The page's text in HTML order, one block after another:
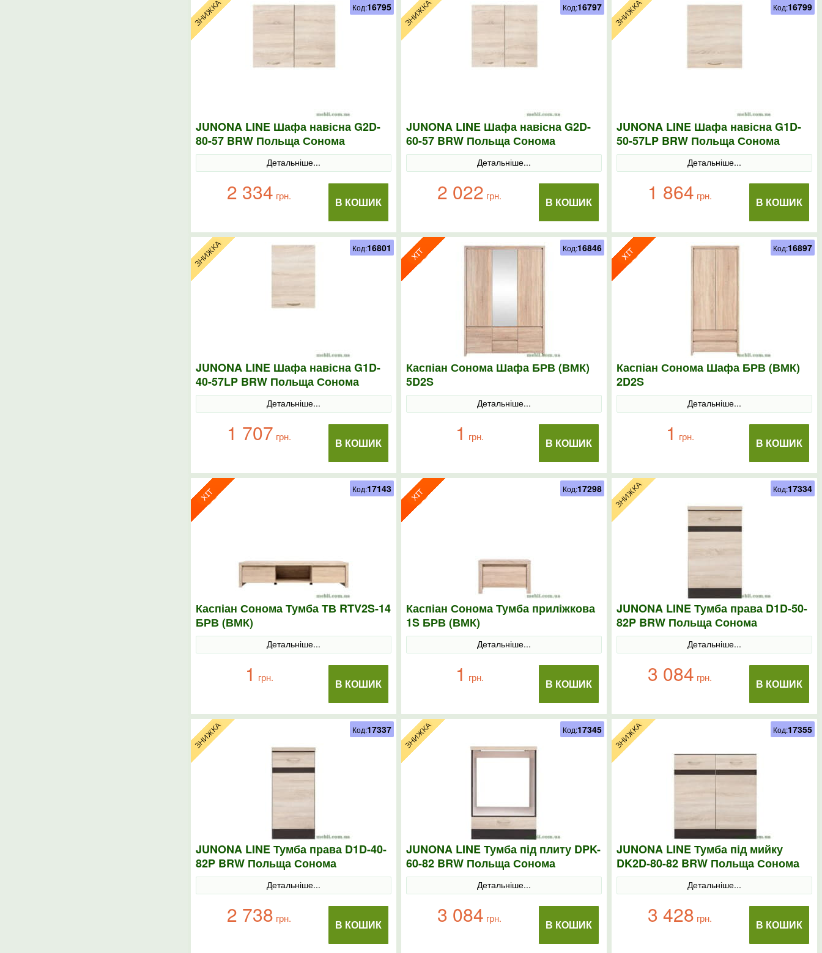
JUNONA LINE Шафа навісна G2D-
80-57 BRW Польща Сонома
Детальніше...
В КОШИК
2 334 грн.
Код:16795
JUNONA LINE Шафа навісна G2D-
60-57 BRW Польща Сонома
Детальніше...
В КОШИК
2 022 грн.
Код:16797
JUNONA LINE Шафа навісна G1D-
50-57LP BRW Польща Сонома
Детальніше...
В КОШИК
1 864 грн.
Код:16799
JUNONA LINE Шафа навісна G1D-
40-57LP BRW Польща Сонома
Детальніше...
В КОШИК
1 707 грн.
Код:16801
Каспіан Сонома Шафа БРВ (ВМК)
5D2S
Детальніше...
В КОШИК
1 грн.
Код:16846
Каспіан Сонома Шафа БРВ (ВМК)
2D2S
Детальніше...
В КОШИК
1 грн.
Код:16897
Каспіан Сонома Тумба ТВ RTV2S-14
БРВ (ВМК)
Детальніше...
В КОШИК
1 грн.
Код:17143
Каспіан Сонома Тумба приліжкова
1S БРВ (ВМК)
Детальніше...
В КОШИК
1 грн.
Код:17298
JUNONA LINE Тумба права D1D-50-
82P BRW Польща Сонома
Детальніше...
В КОШИК
3 084 грн.
Код:17334
JUNONA LINE Тумба права D1D-40-
82P BRW Польща Сонома
Детальніше...
В КОШИК
2 738 грн.
Код:17337
JUNONA LINE Тумба під плиту DPK-
60-82 BRW Польща Сонома
Детальніше...
В КОШИК
3 084 грн.
Код:17345
JUNONA LINE Тумба під мийку
DK2D-80-82 BRW Польща Сонома
Детальніше...
В КОШИК
3 428 грн.
Код:17355